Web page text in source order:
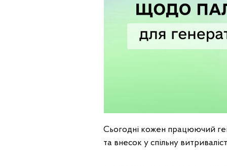
Сьогодні кожен працюючий
та внесок у спільну